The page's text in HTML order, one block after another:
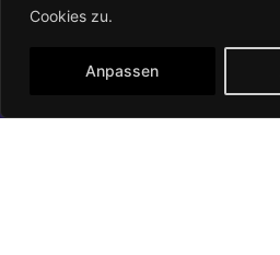
Cookies zu.
Anpassen